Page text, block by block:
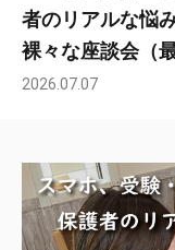
者のリアルな悩
裸々な座談会（最
2026.07.07